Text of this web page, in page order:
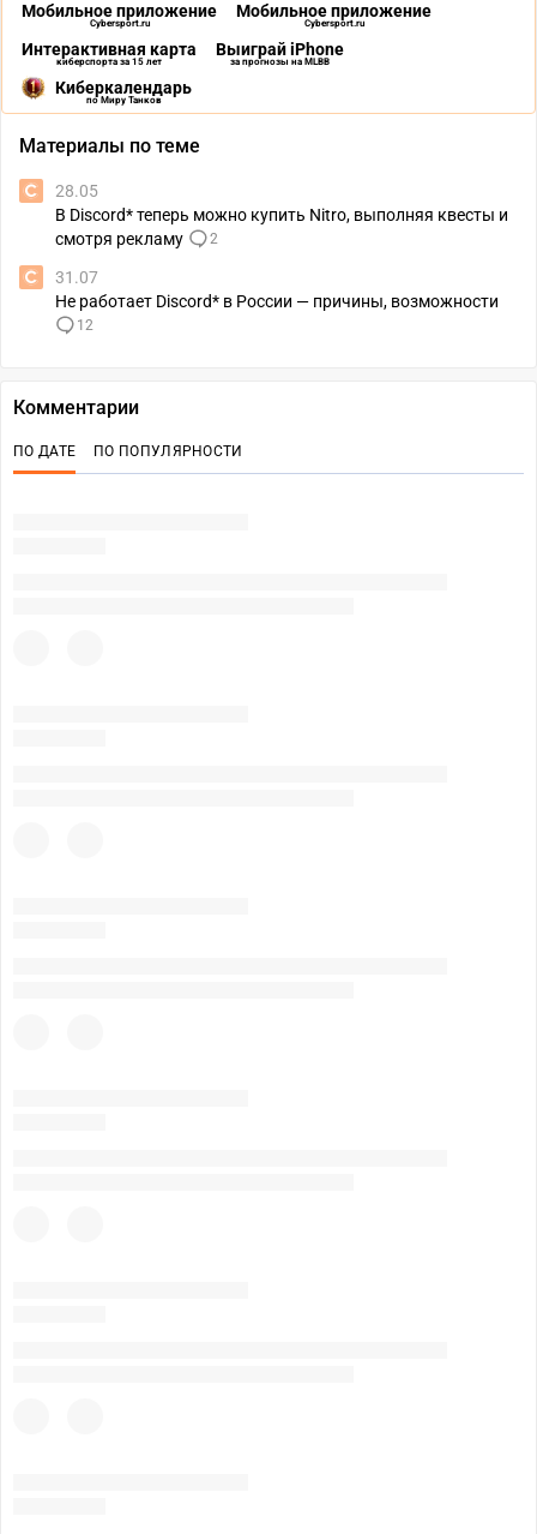
Мобильное приложение
Cybersport.ru
Мобильное приложение
Cybersport.ru
Интерактивная карта
киберспорта за 15 лет
Выиграй iPhone
за прогнозы на MLBB
Киберкалендарь
по Миру Танков
Материалы по теме
28.05
В Discord* теперь можно купить Nitro, выполняя квесты и
смотря рекламу
2
31.07
Не работает Discord* в России — причины, возможности
12
Комментарии
ПО ДАТЕ ПО ПОПУЛЯРНОСТИ